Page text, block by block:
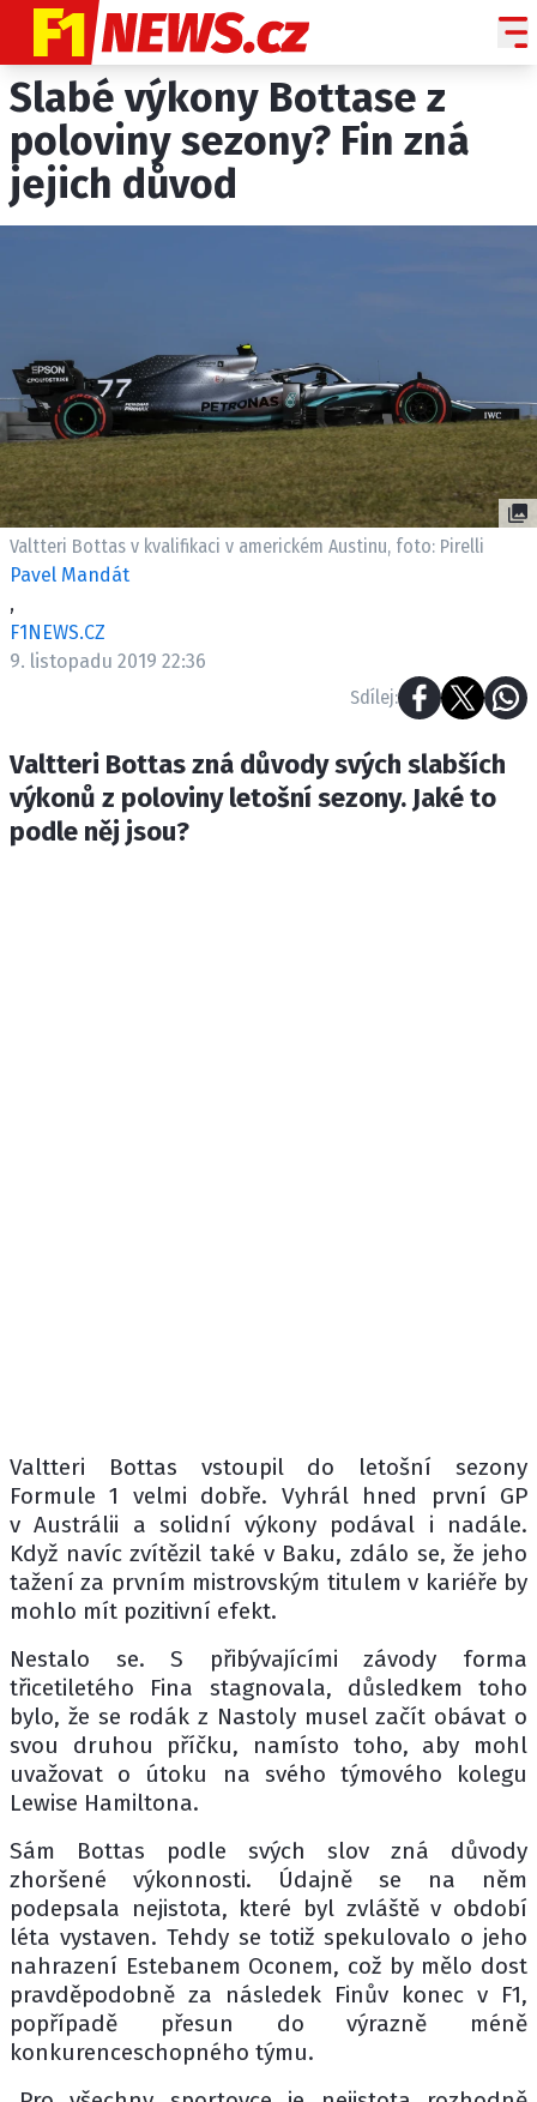
NOVINKY
GRAND PRIX
PADDOCK LINE
ROZHOVORY
OSTATNÍ
SLEDUJTE NÁS NA
ETICKÝ KODEX
OSOBNÍ ÚDAJE / COOKIES
Provozovatelem serveru F1NEWS.cz je
INCORP MEDIA GROUP s.r.o., IČ: 118 23 054
Slabé výkony Bottase z
poloviny sezony? Fin zná
jejich důvod
Valtteri Bottas v kvalifikaci v americkém Austinu, foto: Pirelli
Pavel Mandát
,
F1NEWS.CZ
9. listopadu 2019 22:36
Sdílej:
Valtteri Bottas zná důvody svých slabších
výkonů z poloviny letošní sezony. Jaké to
podle něj jsou?
Valtteri Bottas vstoupil do letošní sezony
Formule 1 velmi dobře. Vyhrál hned první GP
v Austrálii a solidní výkony podával i nadále.
Když navíc zvítězil také v Baku, zdálo se, že jeho
tažení za prvním mistrovským titulem v kariéře by
mohlo mít pozitivní efekt.
Nestalo se. S přibývajícími závody forma
třicetiletého Fina stagnovala, důsledkem toho
bylo, že se rodák z Nastoly musel začít obávat o
svou druhou příčku, namísto toho, aby mohl
uvažovat o útoku na svého týmového kolegu
Lewise Hamiltona.
Sám Bottas podle svých slov zná důvody
zhoršené výkonnosti. Údajně se na něm
podepsala nejistota, které byl zvláště v období
léta vystaven. Tehdy se totiž spekulovalo o jeho
nahrazení Estebanem Oconem, což by mělo dost
pravděpodobně za následek Finův konec v F1,
popřípadě přesun do výrazně méně
konkurenceschopného týmu.